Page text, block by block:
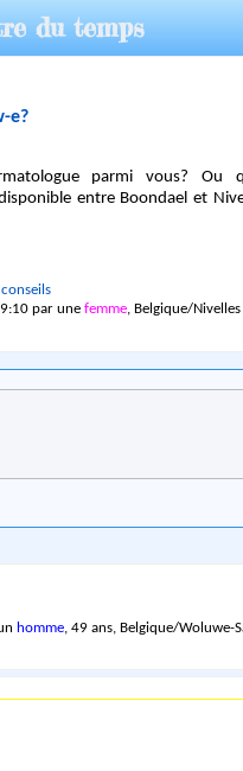
du temps
e?
parmi vous? Ou
entre Boondael et
par unefemme, Belgique/Nivelles
homme, 49 ans, Belgique/Woluwe-